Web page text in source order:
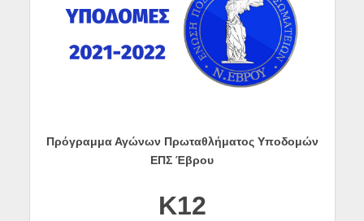
Πρόγραμμα Αγώνων Πρωταθλήματος Υποδομών
ΕΠΣ Έβρου
K12